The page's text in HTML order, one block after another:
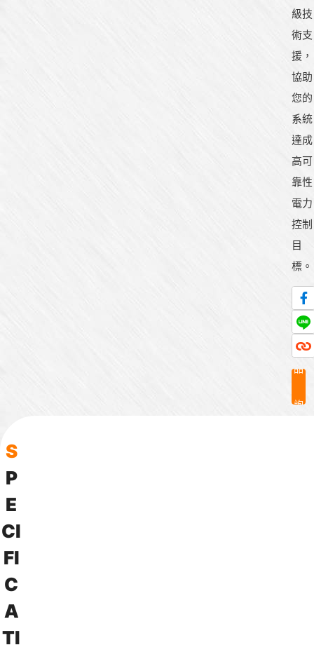
級技
術支
援，
協助
您的
系統
達成
高可
靠性
電力
控制
目
標。
產
品
詢
S
P
E
CI
FI
C
A
TI